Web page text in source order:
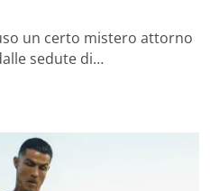
un certo mistero attorno
sedute di…